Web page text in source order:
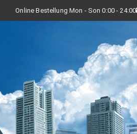
Online Bestellung Mon - Son 0:00 - 24:00